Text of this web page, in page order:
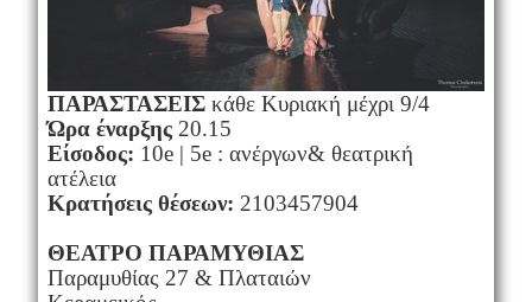
ΠΑΡΑΣΤΑΣΕΙΣκάθε Κυριακή μέχρι 9/4
Ώρα έναρξης20.15
Eίσοδος: 10e | 5e : ανέργων& θεατρική
ατέλεια
Κρατήσεις θέσεων: 2103457904
ΘΕΑΤΡΟ ΠΑΡΑΜΥΘΙΑΣ
Παραμυθίας 27 & Πλαταιών